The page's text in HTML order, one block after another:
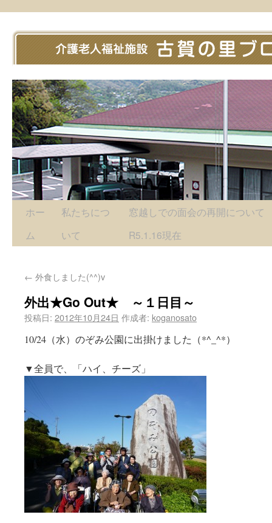
ホー
ム
私たちにつ
いて
窓越しでの面会の再開につい
R5.1.16現在
← 外食しました(^^)v
外出★Go Out★ ～１日目～
投稿日: 2012年10月24日 作成者: koganosato
10/24（水）のぞみ公園に出掛けました（*^_^*）
▼全員で、「ハイ、チーズ」